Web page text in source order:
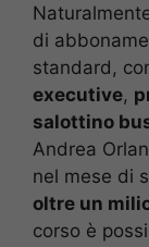
di
standard,
executive,
salottino
Andrea
nel mese di
oltre un
corso è